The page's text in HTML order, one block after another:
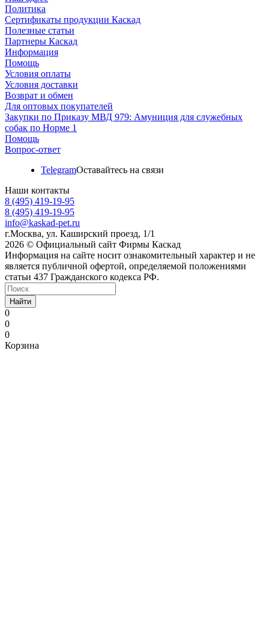
Политика
Сертификаты продукции Каскад
Полезные статьи
Партнеры Каскад
Информация
Помощь
Условия оплаты
Условия доставки
Возврат и обмен
Для оптовых покупателей
Закупки по Приказу МВД 979: Амуниция для служебных
собак по Норме 1
Помощь
Вопрос-ответ
TelegramОставайтесь на связи
Наши контакты
8 (495) 419-19-95
8 (495) 419-19-95
info@kaskad-pet.ru
г.Москва, ул. Каширский проезд, 1/1
2026 © Официальный сайт Фирмы Каскад
Информация на сайте носит ознакомительный характер и не
является публичной офертой, определяемой положениями
статьи 437 Гражданского кодекса РФ.
Найти
0
0
0
Корзина